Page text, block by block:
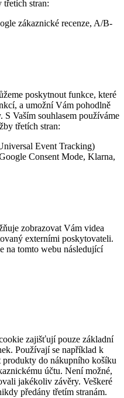
třetích stran:
zákaznické recenze, A/B-
poskytnout funkce, které
a umožní Vám pohodlně
S Vaším souhlasem používáme
třetích stran:
Event Tracking)
Consent Mode, Klarna,
zobrazovat Vám videa
externími poskytovateli.
na tomto webu následující
zajišťují pouze základní
Používají se například k
do nákupního košíku
účtu. Není možné,
jakékoliv závěry. Veškeré
předány třetím stranám.